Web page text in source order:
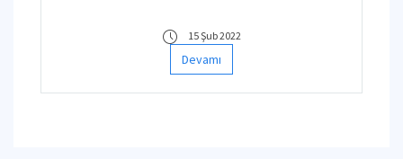
15 Şub 2022
Devamı